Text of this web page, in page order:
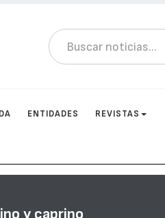
ENTIDADES REVISTAS
y caprino